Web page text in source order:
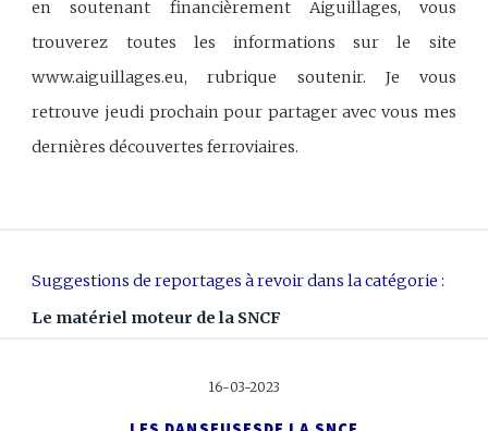
en soutenant financièrement Aiguillages, vous
trouverez toutes les informations sur le site
www.aiguillages.eu, rubrique soutenir. Je vous
retrouve jeudi prochain pour partager avec vous mes
dernières découvertes ferroviaires.
Suggestions de reportages à revoir dans la catégorie :
Le matériel moteur de la SNCF
16-03-2023